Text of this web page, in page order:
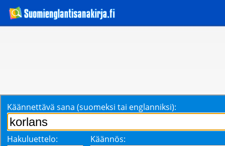
Käännettävä sana (suomeksi tai englanniksi):
Hakuluettelo: Käännös: